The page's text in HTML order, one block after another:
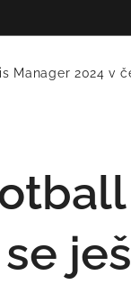
Manager 2024 v